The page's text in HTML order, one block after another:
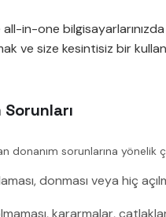
one bilgisayarlarınızda
ve size kesintisiz bir
donanım sorunlarına yönelik
donması veya hiç
kararmalar,